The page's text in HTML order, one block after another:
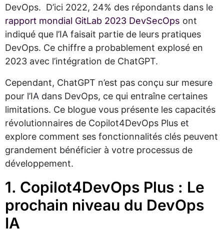
DevOps. D’ici 2022, 24% des répondants dans le
rapport mondial GitLab 2023 DevSecOps ont
indiqué que l’IA faisait partie de leurs pratiques
DevOps. Ce chiffre a probablement explosé en
2023 avec l’intégration de ChatGPT.
Cependant, ChatGPT n’est pas conçu sur mesure
pour l’IA dans DevOps, ce qui entraîne certaines
limitations. Ce blogue vous présente les capacités
révolutionnaires de Copilot4DevOps Plus et
explore comment ses fonctionnalités clés peuvent
grandement bénéficier à votre processus de
développement.
1. Copilot4DevOps Plus : Le
prochain niveau du DevOps
IA